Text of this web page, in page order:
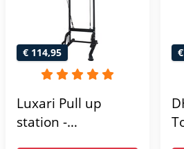
€ 114,95
Luxari Pull up
station -